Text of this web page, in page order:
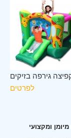
גירפה בזיקים
לפרטים
ומקצועי